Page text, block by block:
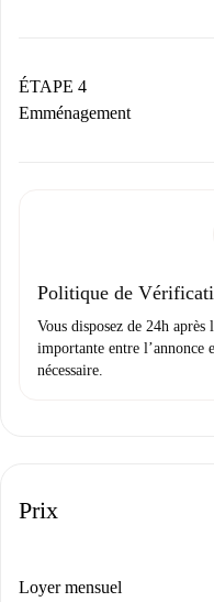
contact avec le
Si refusé : aucun
Justificatif de
ÉTAPE 4
Emménagement
uniquement si aucun
Politique de
Vous disposez de 24h
importante entre l’annonce
nécessaire.
Prix
Loyer mensuel